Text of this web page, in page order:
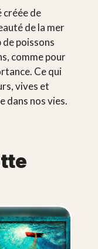
créée de
de la mer
de poissons
comme pour
Ce qui
vives et
dans nos vies.